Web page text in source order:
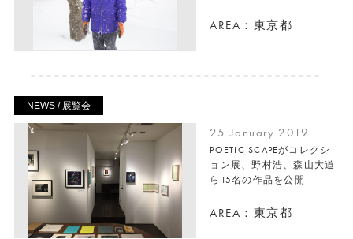
AREA：東京都
NEWS / 展覧会
25 January 2019
POETIC SCAPEがコレクシ
ョン展、野村浩、森山大道
ら15名の作品を公開
AREA：東京都